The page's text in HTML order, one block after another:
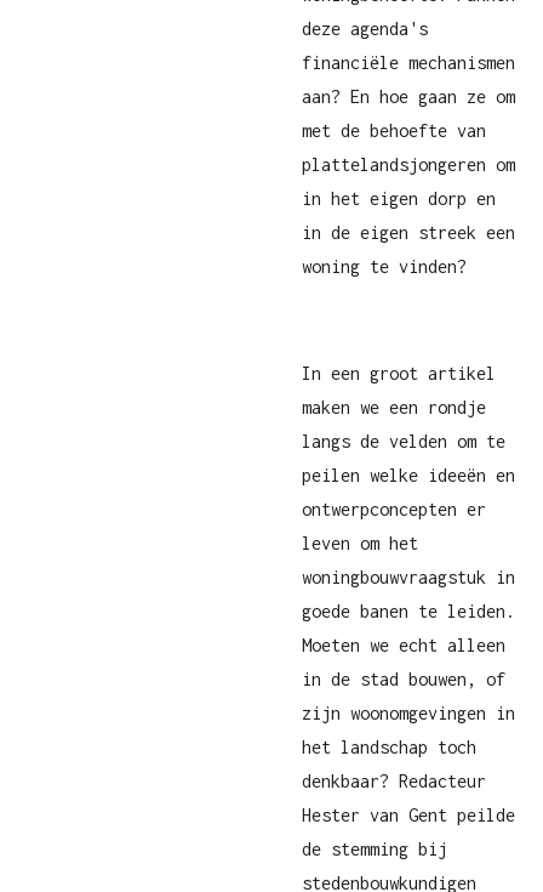
deze agenda's
financiële mechanismen
aan? En hoe gaan ze om
met de behoefte van
plattelandsjongeren om
in het eigen dorp en
in de eigen streek een
woning te vinden?
In een groot artikel
maken we een rondje
langs de velden om te
peilen welke ideeën en
ontwerpconcepten er
leven om het
woningbouwvraagstuk in
goede banen te leiden.
Moeten we echt alleen
in de stad bouwen, of
zijn woonomgevingen in
het landschap toch
denkbaar? Redacteur
Hester van Gent peilde
de stemming bij
stedenbouwkundigen